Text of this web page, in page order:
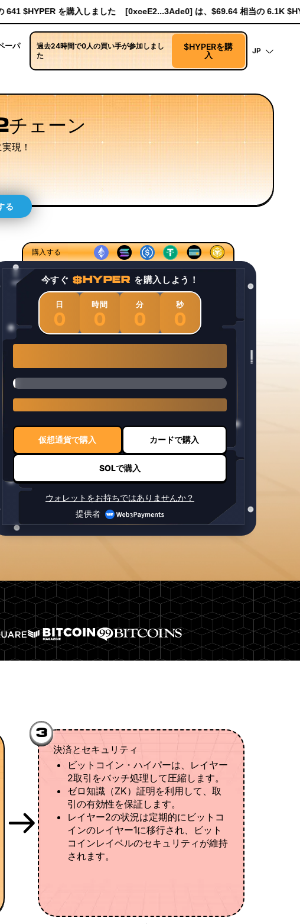
は、$69.64 相当の 6.1K $HYPER を購入しました [0xe8Dc...2239a]
ーパ
過去24時間で0人の買い手が参加しまし
た
$HYPERを購
入
JP
チェーン
現！
る
ロールアップシーケンシングモデル 実行レイヤーの研究
購入する
今すぐ $HYPER を購入しよう！
日
0
時間
0
分
0
秒
0
仮想通貨で購入 カードで購入
SOLで購入
ウォレットをお持ちではありませんか？
提供者
3
決済とセキュリティ
ビットコイン・ハイパーは、レイヤー
2取引をバッチ処理して圧縮します。
ゼロ知識（ZK）証明を利用して、取
引の有効性を保証します。
レイヤー2の状況は定期的にビットコ
インのレイヤー1に移行され、ビット
コインレイベルのセキュリティが維持
されます。